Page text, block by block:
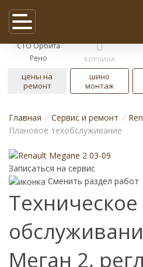
СТО Орбита
Рено
КОРЗИНА
цены на
ремонт
шино
монтаж
Главная / Cервис и ремонт /
Плановое техобслуживание
Записаться на сервис
Сменить раздел работ
Техническое
Меган 2,